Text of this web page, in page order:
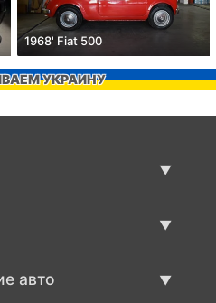
1968' Fiat 500
УКРАИНУ
авто